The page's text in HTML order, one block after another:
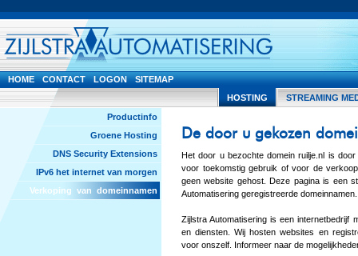
HOME CONTACT LOGON
SITEMAP
HOSTING
STREAMING
Productinfo
Groene Hosting
DNS Security Extensions
IPv6 het internet van morgen
Verkoping van domeinnamen
De door u gekozen
Het door u bezochte domein ruilje.nl is
voor toekomstig gebruik of voor de
geen website gehost. Deze pagina is een
Automatisering geregistreerde domeinnamen.
Zijlstra Automatisering is een internetbedrijf
en diensten. Wij hosten websites en
voor onszelf. Informeer naar de